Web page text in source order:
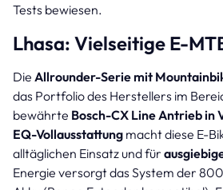
Tests bewiesen.
Lhasa: Vielseitige E-
Die Allrounder-Serie mit
das Portfolio des Herstellers im
bewährte Bosch-CX Line Antrieb in
EQ-Vollausstattung macht diese E-
alltäglichen Einsatz und für
Energie versorgt das System der